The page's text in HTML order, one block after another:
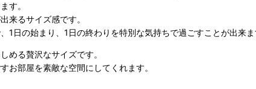
す。
来るサイズ感です。
1日の始まり、1日の終わりを特別な気持ちで過ごすことが出来ま
める贅沢なサイズです。
お部屋を素敵な空間にしてくれます。